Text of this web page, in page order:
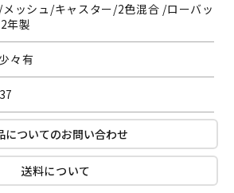
ッシュ/キャスター/2色混合 /ローバッ
年製
々有
についてのお問い合わせ
送料について